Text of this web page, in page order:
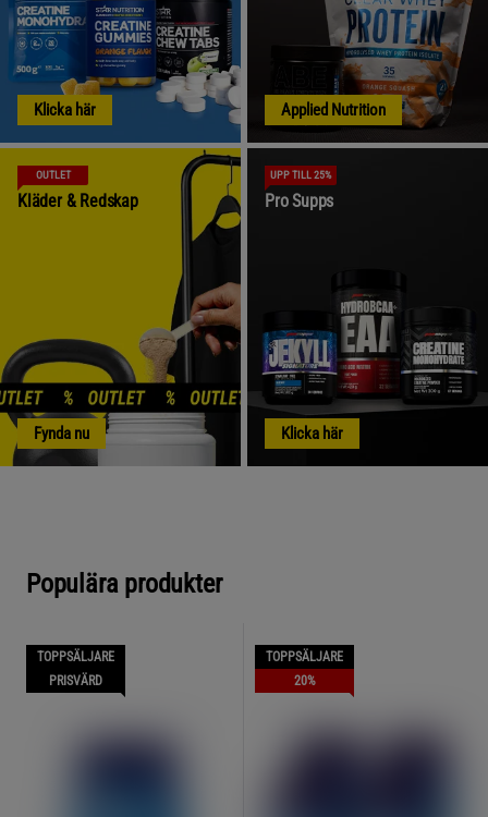
Klicka här Applied Nutrition
OUTLET
Kläder & Redskap
Fynda nu
UPP TILL 25%
Pro Supps
Klicka här
Populära produkter
TOPPSÄLJARE
PRISVÄRD
TOPPSÄLJARE
20%